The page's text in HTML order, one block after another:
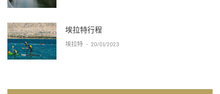
埃拉特行程
埃拉特 - 20/01/2023